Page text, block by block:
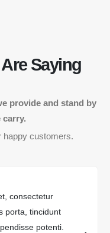
Saying
provide and stand by
carry.
happy customers.
consectetur
porta, tincidunt
potenti.